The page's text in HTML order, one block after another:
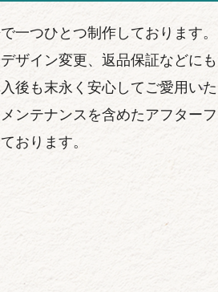
一つひとつ制作しております。
ザイン変更、返品保証などにも
後も末永く安心してご愛用いた
ンテナンスを含めたアフターフ
おります。